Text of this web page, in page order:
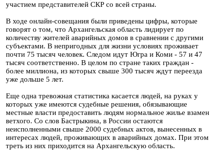
участием представителей СКР со всей страны.
В ходе онлайн-совещания были приведены цифры, которые
говорят о том, что Архангельская область лидирует по
количеству жителей аварийных домов в сравнении с другими
субъектами. В непригодных для жизни условиях проживает
почти 75 тысяч человек. Следом идут Югра и Коми - 57 и 47
тысяч соответственно. В целом по стране таких граждан -
более миллиона, из которых свыше 300 тысяч ждут переезда
уже дольше 5 лет.
Еще одна тревожная статистика касается людей, на руках у
которых уже имеются судебные решения, обязывающие
местные власти предоставить людям нормальное жилье взамен
ветхого. Со слов Бастрыкина, в России остаются
неисполненными свыше 2000 судебных актов, вынесенных в
интересах людей, проживающих в аварийных домах. При этом
треть из них приходится на Архангельскую область.